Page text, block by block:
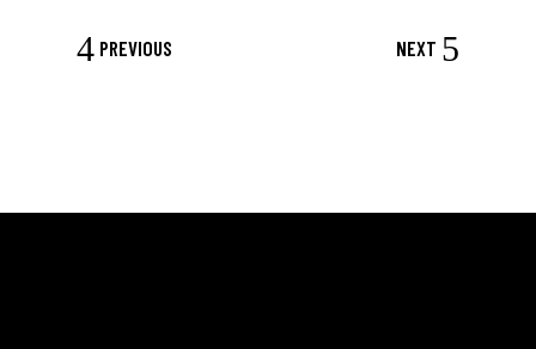
PREVIOUS NEXT